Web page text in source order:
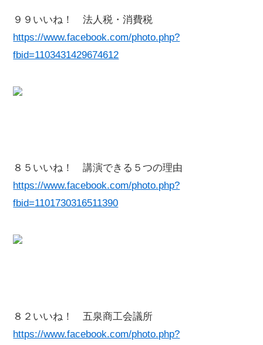
９９いいね！ 法人税・消費税
https://www.facebook.com/photo.php?
fbid=1103431429674612
８５いいね！ 講演できる５つの理由
https://www.facebook.com/photo.php?
fbid=1101730316511390
８２いいね！ 五泉商工会議所
https://www.facebook.com/photo.php?